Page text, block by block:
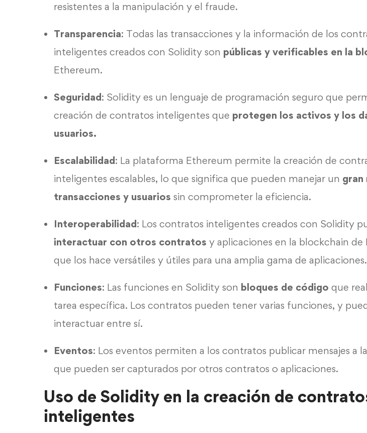
resistentes a la manipulación y el fraude.
Transparencia: Todas las transacciones y la información de los
inteligentes creados con Solidity son públicas y verificables en la
Ethereum.
Seguridad: Solidity es un lenguaje de programación seguro que
creación de contratos inteligentes que protegen los activos y los
usuarios.
Escalabilidad: La plataforma Ethereum permite la creación de
inteligentes escalables, lo que significa que pueden manejar un gran
transacciones y usuarios sin comprometer la eficiencia.
Interoperabilidad: Los contratos inteligentes creados con Solidity
interactuar con otros contratos y aplicaciones en la blockchain
que los hace versátiles y útiles para una amplia gama de aplicaciones.
Funciones: Las funciones en Solidity son bloques de código que
tarea específica. Los contratos pueden tener varias funciones, y
interactuar entre sí.
Eventos: Los eventos permiten a los contratos publicar mensajes a
que pueden ser capturados por otros contratos o aplicaciones.
Uso de Solidity en la creación de
inteligentes